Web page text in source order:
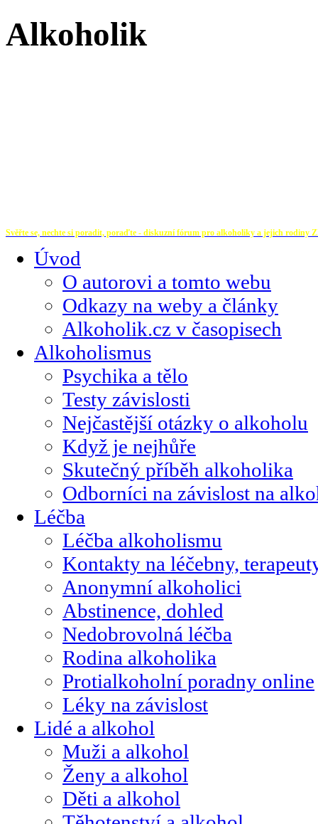
Alkoholik
Svěřte se, nechte si poradit, poraďte - diskuzní fórum pro alkoholiky a jejich rodiny
Úvod
O autorovi a tomto webu
Odkazy na weby a články
Alkoholik.cz v časopisech
Alkoholismus
Psychika a tělo
Testy závislosti
Nejčastější otázky o alkoholu
Když je nejhůře
Skutečný příběh alkoholika
Odborníci na závislost na
Léčba
Léčba alkoholismu
Kontakty na léčebny,
Anonymní alkoholici
Abstinence, dohled
Nedobrovolná léčba
Rodina alkoholika
Protialkoholní poradny online
Léky na závislost
Lidé a alkohol
Muži a alkohol
Ženy a alkohol
Děti a alkohol